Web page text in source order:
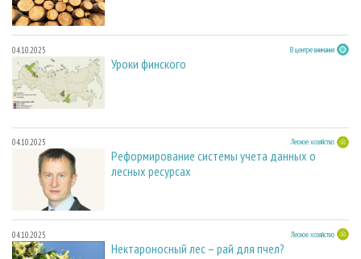
04.10.2025 В центре внимания
Уроки финского
04.10.2025 Лесное хозяйство
Реформирование системы учета данных о
лесных ресурсах
04.10.2025 Лесное хозяйство
Нектароносный лес – рай для пчел?